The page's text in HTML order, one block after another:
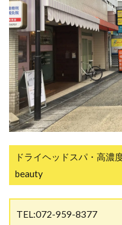
ドライヘッドスパ・高
beauty
TEL:072-959-8377